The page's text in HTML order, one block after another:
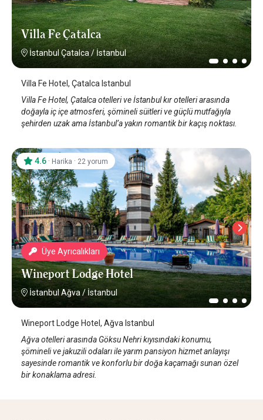
Villa Fe Çatalca
İstanbul Çatalca / İstanbul
Villa Fe Hotel, Çatalca Istanbul
Villa Fe Hotel, Çatalca otelleri ve İstanbul kır otelleri arasında
doğayla iç içe atmosferi, şömineli süitleri ve güçlü mutfağıyla
şehirden uzak ama İstanbul’a yakın romantik bir kaçış noktası.
Üye Ayrıcalıkları
Wineport Lodge Hotel
İstanbul Ağva / İstanbul
4.6 · Harika · 22 yorum
Wineport Lodge Hotel, Ağva Istanbul
Ağva otelleri arasında Göksu Nehri kıyısındaki konumu,
şömineli ve jakuzili odaları ile yarım pansiyon hizmet anlayışı
sayesinde romantik ve konforlu bir doğa kaçamağı sunan özel
bir konaklama adresi.